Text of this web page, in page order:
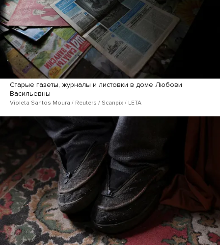
Старые газеты, журналы и листовки в доме Любови
Васильевны
Violeta Santos Moura / Reuters / Scanpix / LETA